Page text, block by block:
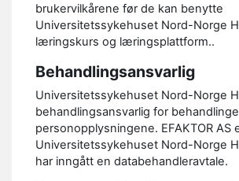
brukervilkårene før de kan benytte
Universitetssykehuset Nord-Norge
læringskurs og læringsplattform..
Behandlingsansvarlig
Universitetssykehuset Nord-Norge
behandlingsansvarlig for
personopplysningene. EFAKTOR AS
Universitetssykehuset Nord-Norge
har inngått en databehandleravtale.